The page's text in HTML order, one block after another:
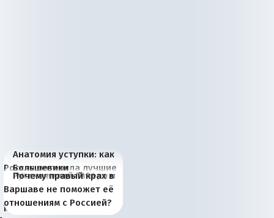
Анатомия уступки: как
Россия потеряла лучшие
рыбопромысловые
районы Баренцева
моря
Большевики
отличаются от «Яблока»
тем, что они -
победители
Киевская марионетка
Запада рассказала о
«переобувании» хозяев
В России назрели
перемены: 15 шагов к
суверенной экономике
Миграционный пожар
Европы
Россия начинает
сбрасывать балласт
Анкориджа
Россия зимой 1904
года: первые уступки во
внутренней политике
Русская нация вчера и
сегодня
Почему правый крах в
Варшаве не поможет её
отношениям с Россией?